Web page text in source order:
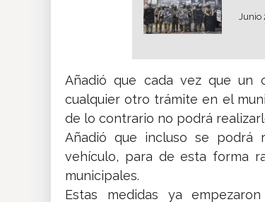
Junio
Añadió que cada vez que un
cualquier otro trámite en el
de lo contrario no podrá
Añadió que incluso se podrá
vehículo, para de esta forma
municipales.
Estas medidas ya